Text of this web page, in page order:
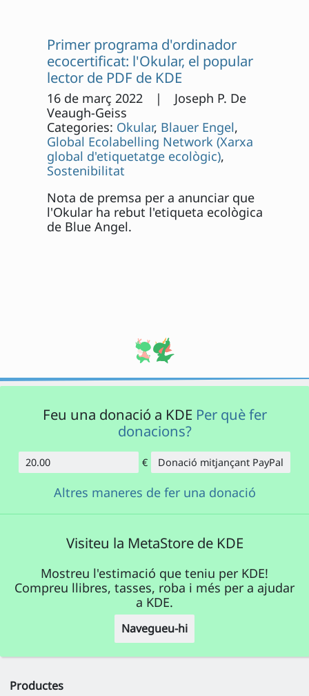
Primer programa d'ordinador
ecocertificat: l'Okular, el popular
lector de PDF de KDE
16 de març 2022 | Joseph P. De
Veaugh-Geiss
Categories: Okular, Blauer Engel,
Global Ecolabelling Network (Xarxa
global d'etiquetatge ecològic),
Sostenibilitat
Nota de premsa per a anunciar que
l'Okular ha rebut l'etiqueta ecològica
de Blue Angel.
Feu una donació a KDE Per què fer
donacions?
Import
€ Donació mitjançant PayPal
Altres maneres de fer una donació
Visiteu la MetaStore de KDE
Mostreu l'estimació que teniu per KDE!
Compreu llibres, tasses, roba i més per a ajudar
a KDE.
Navegueu-hi
Productes